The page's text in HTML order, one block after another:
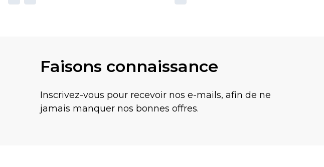
Faisons connaissance
Inscrivez-vous pour recevoir nos e-mails, afin de ne
jamais manquer nos bonnes offres.